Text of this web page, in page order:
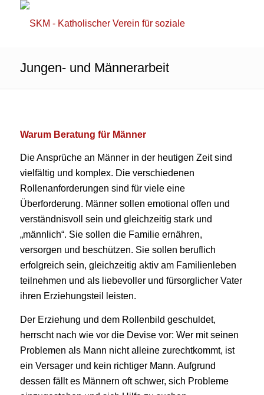
Jungen- und Männerarbeit
Warum Beratung für Männer
Die Ansprüche an Männer in der heutigen Zeit sind
vielfältig und komplex. Die verschiedenen
Rollenanforderungen sind für viele eine
Überforderung. Männer sollen emotional offen und
verständnisvoll sein und gleichzeitig stark und
„männlich“. Sie sollen die Familie ernähren,
versorgen und beschützen. Sie sollen beruflich
erfolgreich sein, gleichzeitig aktiv am Familienleben
teilnehmen und als liebevoller und fürsorglicher Vater
ihren Erziehungsteil leisten.
Der Erziehung und dem Rollenbild geschuldet,
herrscht nach wie vor die Devise vor: Wer mit seinen
Problemen als Mann nicht alleine zurechtkommt, ist
ein Versager und kein richtiger Mann. Aufgrund
dessen fällt es Männern oft schwer, sich Probleme